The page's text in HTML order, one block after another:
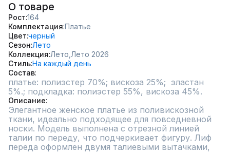
О товаре
Рост 164
Комплектация Платье
Цвет черный
Сезон Лето
Коллекция Лето, Лето 2026
СтильНа каждый день
Состав
платье: полиэстер 70%; вискоза 25%;  эластан
5%.; подкладка: полиэстер 55%, вискоза 45%.
Описание
Элегантное женское платье из поливискозной
ткани, идеально подходящее для повседневной
носки. Модель выполнена с отрезной линией
талии по переду, что подчеркивает фигуру. Лиф
переда оформлен двумя талиевыми вытачками,